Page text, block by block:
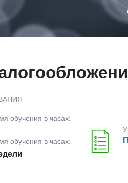
обучения в часах:
обучения в часах: